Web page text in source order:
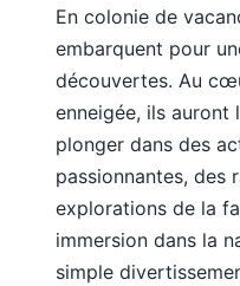
En colonie de
embarquent pour
découvertes. Au
enneigée, ils
plonger dans des
passionnantes, des
explorations de la
immersion dans la
simple